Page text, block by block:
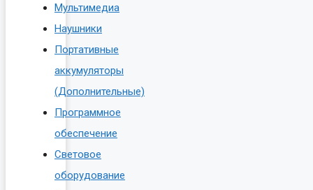
Мультимедиа
Наушники
Портативные
аккумуляторы
(Дополнительные)
Программное
обеспечение
Световое
оборудование